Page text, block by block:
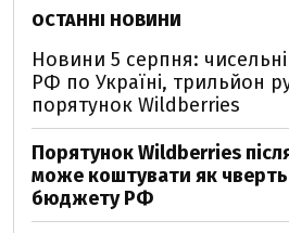
ОСТАННІ НОВИНИ
Новини 5 серпня:
РФ по Україні, трильйон
порятунок Wildberries
Порятунок Wildberries
може коштувати як
бюджету РФ